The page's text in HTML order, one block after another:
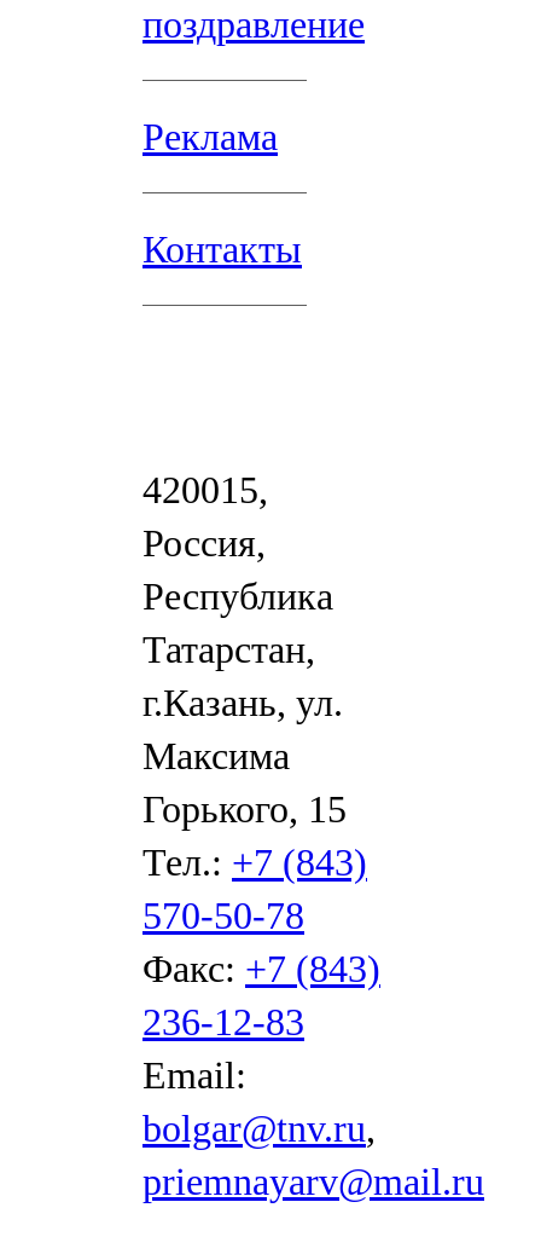
поздравление
Реклама
Контакты
420015,
Россия,
Республика
Татарстан,
г.Казань, ул.
Максима
Горького, 15
Тел.: +7 (843)
570-50-78
Факс: +7 (843)
236-12-83
Email:
bolgar@tnv.ru,
priemnayarv@mail.ru